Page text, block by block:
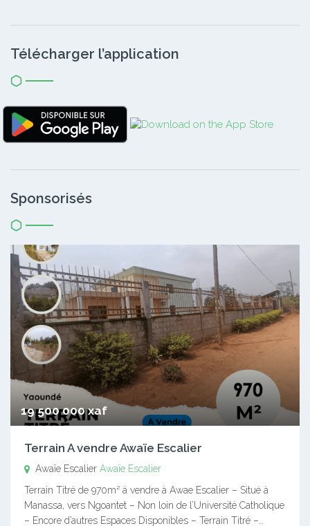
Télécharger l’application
Sponsorisés
19 500 000 xaf
Terrain A vendre Awaïe Escalier
Awaïe Escalier Awaïe Escalier
Terrain Titré de 970m² à vendre à Awae Escalier – Situé à
Manassa, vers Ngoantet – Non loin de l’Université Catholique
– Encore d’autres Espaces Disponibles – Terrain Titré –…